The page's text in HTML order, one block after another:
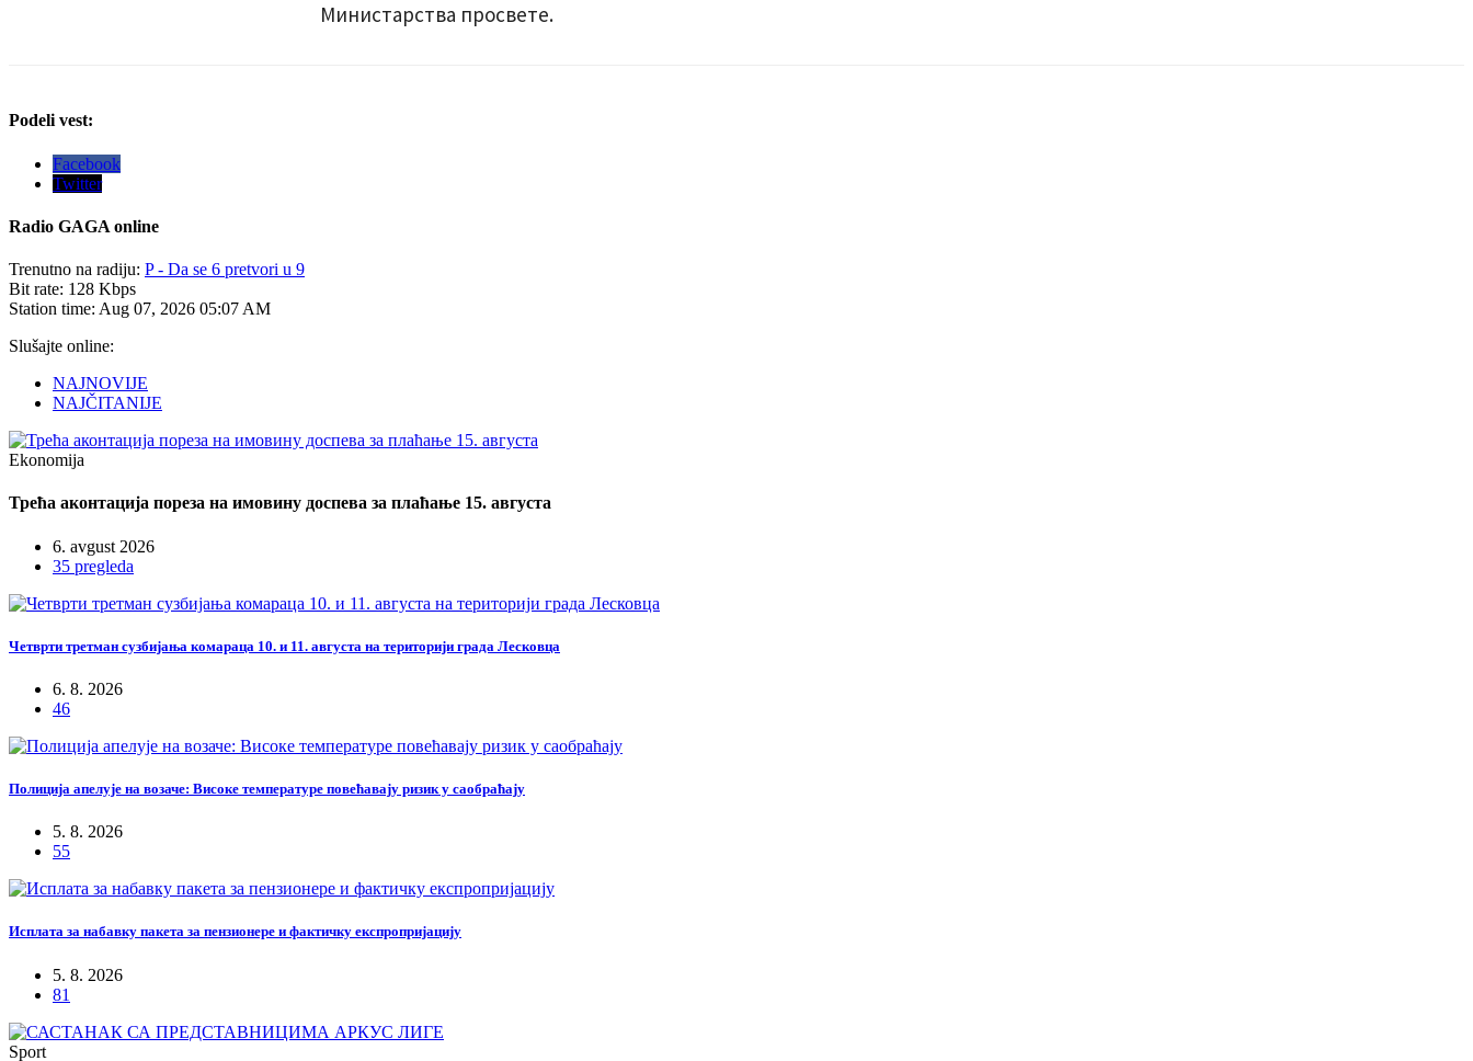
Министарства просвете.
Podeli vest:
Facebook
Twitter
Radio GAGA online
Trenutno na radiju: P - Da se 6 pretvori u 9
Bit rate: 128 Kbps
Station time: Aug 07, 2026 05:07 AM
Slušajte online:
NAJNOVIJE
NAJČITANIJE
Ekonomija
Трећа аконтација пореза на имовину доспева за плаћање 15. августа
6. avgust 2026
35 pregleda
Четврти третман сузбијања комараца 10. и 11. августа на територији града Лесковца
6. 8. 2026
46
Полиција апелује на возаче: Високе температуре повећавају ризик у саобраћају
5. 8. 2026
55
Исплата за набавку пакета за пензионере и фактичку експропријацију
5. 8. 2026
81
Sport